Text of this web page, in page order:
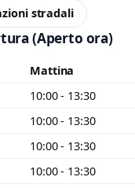
stradali
(Aperto ora)
Mattina
10:00 - 13:30
10:00 - 13:30
10:00 - 13:30
10:00 - 13:30